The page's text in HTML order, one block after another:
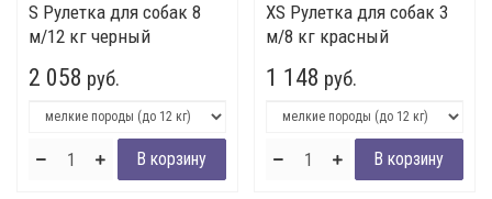
S Рулетка для собак 8
м/12 кг черный
2 058 руб.
XS Рулетка для собак 3
м/8 кг красный
1 148 руб.